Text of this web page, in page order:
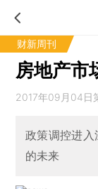
财新周刊
房地产市
2017年09月04日
政策调控进
的未来